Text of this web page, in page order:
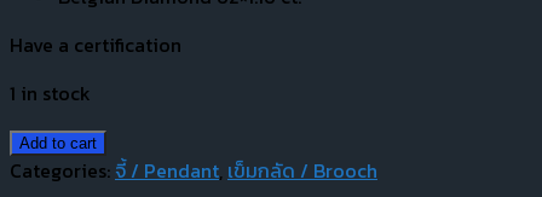
Have a certification
1 in stock
Add to cart
Categories: จี้ / Pendant, เข็มกลัด / Brooch